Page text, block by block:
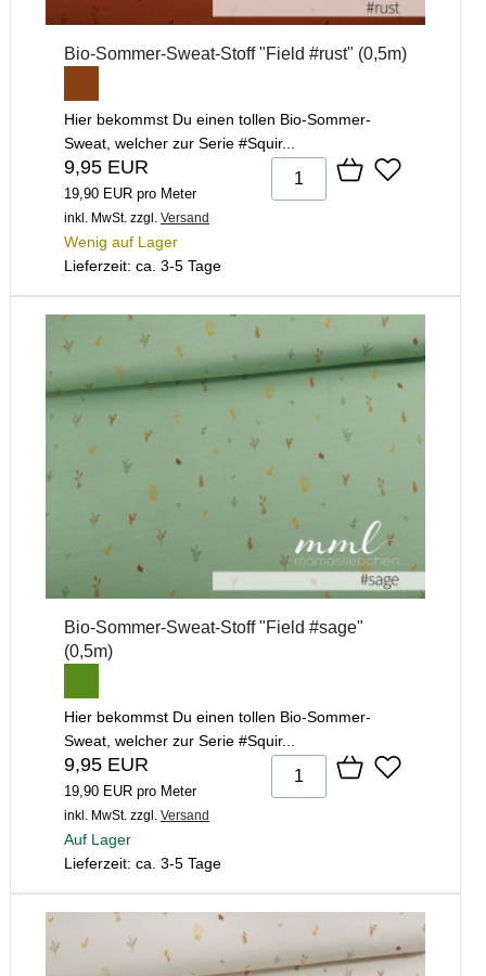
Bio-Sommer-Sweat-Stoff "Field #rust" (0,5m)
Hier bekommst Du einen tollen Bio-Sommer-
Sweat, welcher zur Serie #Squir...
9,95 EUR
19,90 EUR pro Meter
inkl. MwSt. zzgl. Versand
Wenig auf Lager
Lieferzeit: ca. 3-5 Tage
Bio-Sommer-Sweat-Stoff "Field #sage"
(0,5m)
Hier bekommst Du einen tollen Bio-Sommer-
Sweat, welcher zur Serie #Squir...
9,95 EUR
19,90 EUR pro Meter
inkl. MwSt. zzgl. Versand
Auf Lager
Lieferzeit: ca. 3-5 Tage